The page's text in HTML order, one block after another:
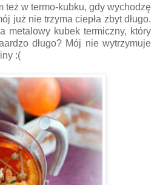
też w termo-kubku, gdy wychodzę
już nie trzyma ciepła zbyt długo.
metalowy kubek termiczny, który
długo? Mój nie wytrzymuje
:(